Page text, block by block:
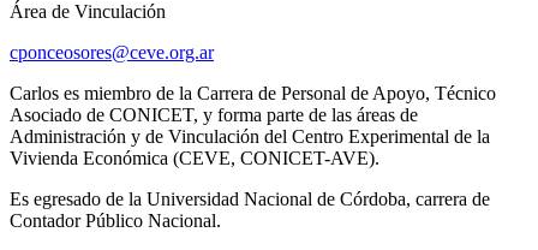
Área de Vinculación
cponceosores@ceve.org.ar
Carlos es miembro de la Carrera de Personal de Apoyo, Técnico
Asociado de CONICET, y forma parte de las áreas de
Administración y de Vinculación del Centro Experimental de la
Vivienda Económica (CEVE, CONICET-AVE).
Es egresado de la Universidad Nacional de Córdoba, carrera de
Contador Público Nacional.